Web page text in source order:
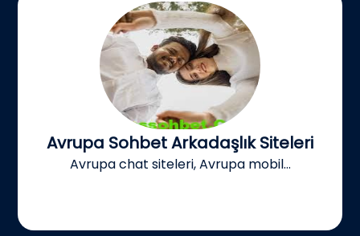
Avrupa Sohbet Arkadaşlık Siteleri
Avrupa chat siteleri, Avrupa mobil...